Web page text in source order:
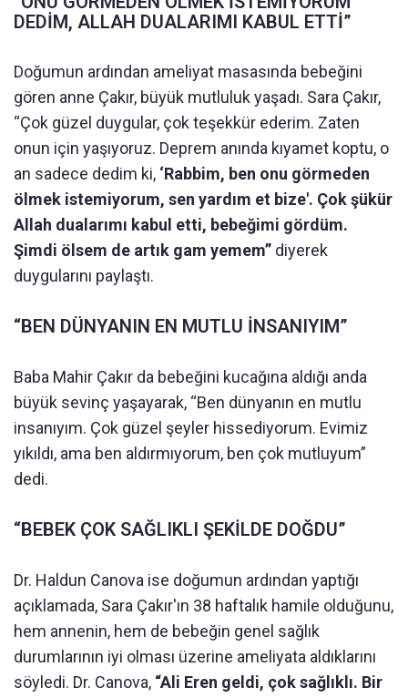
DEDİM, ALLAH DUALARIMI KABUL ETTİ”
Doğumun ardından ameliyat masasında bebeğini
gören anne Çakır, büyük mutluluk yaşadı. Sara Çakır,
“Çok güzel duygular, çok teşekkür ederim. Zaten
onun için yaşıyoruz. Deprem anında kıyamet koptu, o
an sadece dedim ki, ‘Rabbim, ben onu görmeden
ölmek istemiyorum, sen yardım et bize'. Çok şükür
Allah dualarımı kabul etti, bebeğimi gördüm.
Şimdi ölsem de artık gam yemem” diyerek
duygularını paylaştı.
“BEN DÜNYANIN EN MUTLU İNSANIYIM”
Baba Mahir Çakır da bebeğini kucağına aldığı anda
büyük sevinç yaşayarak, “Ben dünyanın en mutlu
insanıyım. Çok güzel şeyler hissediyorum. Evimiz
yıkıldı, ama ben aldırmıyorum, ben çok mutluyum”
dedi.
“BEBEK ÇOK SAĞLIKLI ŞEKİLDE DOĞDU”
Dr. Haldun Canova ise doğumun ardından yaptığı
açıklamada, Sara Çakır'ın 38 haftalık hamile olduğunu,
hem annenin, hem de bebeğin genel sağlık
durumlarının iyi olması üzerine ameliyata aldıklarını
söyledi. Dr. Canova, “Ali Eren geldi, çok sağlıklı. Bir